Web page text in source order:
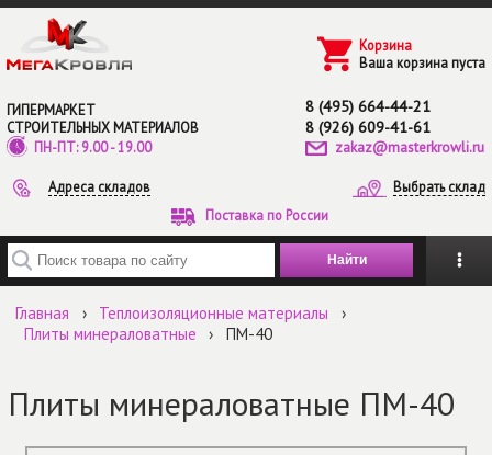
Перейти к основному содержанию
ГИПЕРМАРКЕТ
СТРОИТЕЛЬНЫХ МАТЕРИАЛОВ
ПН-ПТ: 9.00 - 19.00
8 (495) 664-44-21
8 (926) 609-41-61
zakaz@masterkrowli.ru
Адреса складов
Выбрать склад
Поставка по России
Корзина
Ваша корзина пуста
Введите ключевые слова для поиска
Главная › Теплоизоляционные материалы
›
Плиты минераловатные
› ПМ-40
Плиты минераловатные ПМ-40